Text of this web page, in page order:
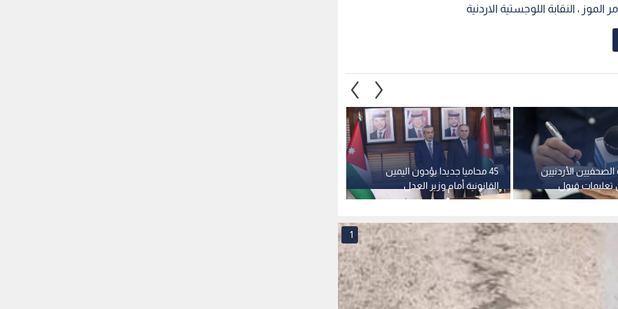
، النقابة اللوجستية الاردنية
45 محاميا جديدا يؤدون اليمين
القانونية أمام وزير العدل
الأردنيين
تعليمات قبول
1